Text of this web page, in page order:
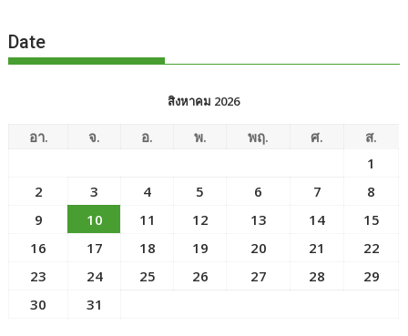
Date
สิงหาคม 2026
อา. จ. อ. พ. พฤ. ศ.
ส.
1
2
3 4 5 6 7
8
9
10 11 12 13 14
15
16
17 18 19 20 21
22
23
24 25 26 27 28
29
30
31